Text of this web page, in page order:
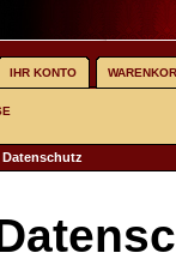
IHR KONTO
Datenschutz